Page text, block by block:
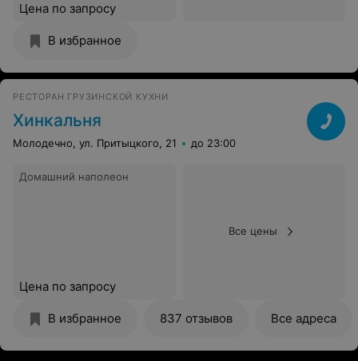
Цена по запросу
В избранное
РЕСТОРАН ГРУЗИНСКОЙ КУХНИ
Хинкальня
Молодечно, ул. Притыцкого, 21 до 23:00
Домашний наполеон
Цена по запросу
Все цены
В избранное 837 отзывов Все адреса